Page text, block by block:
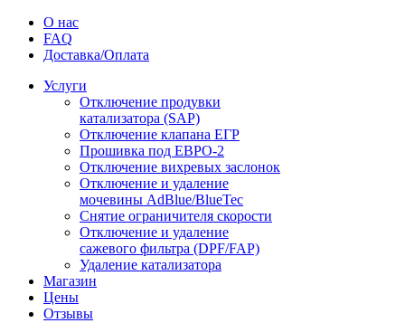
О нас
FAQ
Доставка/Оплата
Услуги
Отключение продувки
катализатора (SAP)
Отключение клапана ЕГР
Прошивка под ЕВРО-2
Отключение вихревых заслонок
Отключение и удаление
мочевины AdBlue/BlueTec
Снятие ограничителя скорости
Отключение и удаление
сажевого фильтра (DPF/FAP)
Удаление катализатора
Магазин
Цены
Отзывы